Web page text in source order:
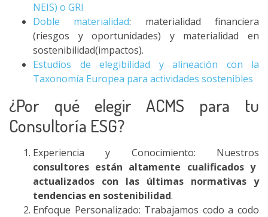
NEIS) o GRI
Doble materialidad: materialidad financiera
(riesgos y oportunidades) y materialidad en
sostenibilidad(impactos).
Estudios de elegibilidad y alineación con la
Taxonomía Europea para actividades sostenibles
¿Por qué elegir ACMS para tu
Consultoría ESG?
Experiencia y Conocimiento: Nuestros
consultores están altamente cualificados y
actualizados con las últimas normativas y
tendencias en sostenibilidad.
Enfoque Personalizado: Trabajamos codo a codo